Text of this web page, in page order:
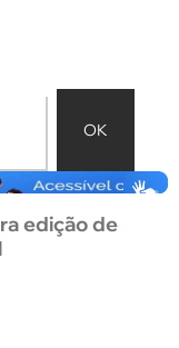
OK
edição de